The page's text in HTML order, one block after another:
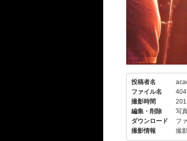
投稿者名
ファイル名
撮影時間
編集・削除
写
ダウンロード
フ
撮影情報
撮